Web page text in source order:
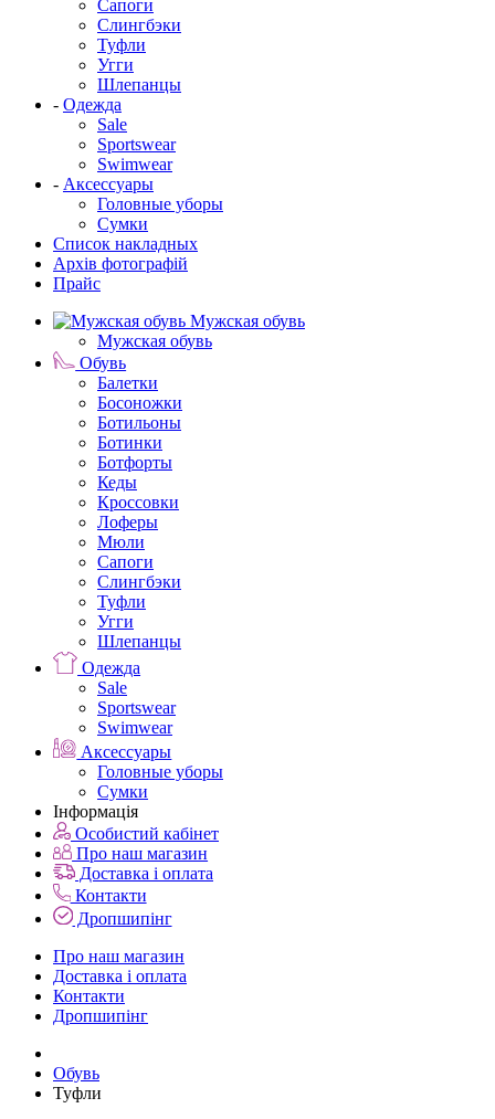
Сапоги
Слингбэки
Туфли
Угги
Шлепанцы
- Одежда
Sale
Sportswear
Swimwear
- Аксессуары
Головные уборы
Сумки
Список накладных
Архів фотографій
Прайс
Мужская обувь
Мужская обувь
Обувь
Балетки
Босоножки
Ботильоны
Ботинки
Ботфорты
Кеды
Кроссовки
Лоферы
Мюли
Сапоги
Слингбэки
Туфли
Угги
Шлепанцы
Одежда
Sale
Sportswear
Swimwear
Аксессуары
Головные уборы
Сумки
Інформація
Особистий кабінет
Про наш магазин
Доставка і оплата
Контакти
Дропшипінг
Про наш магазин
Доставка і оплата
Контакти
Дропшипінг
Обувь
Туфли